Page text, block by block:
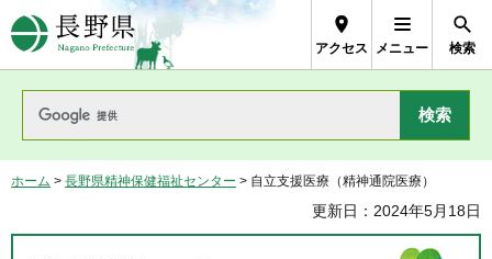
長野県Nagano Prefecture
アクセス メニュー 検索
ホーム > 長野県精神保健福祉センター > 自立支援医療（精神通院医療）
更新日：2024年5月18日